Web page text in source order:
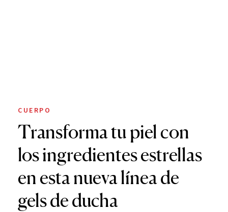
CUERPO
Transforma tu piel con
los ingredientes estrellas
en esta nueva línea de
gels de ducha